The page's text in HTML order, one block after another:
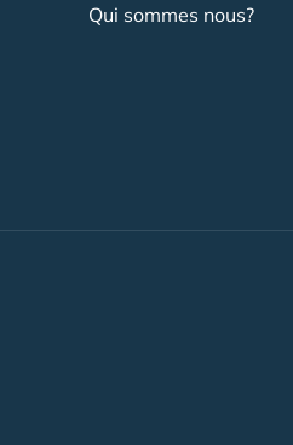
Qui sommes nous?